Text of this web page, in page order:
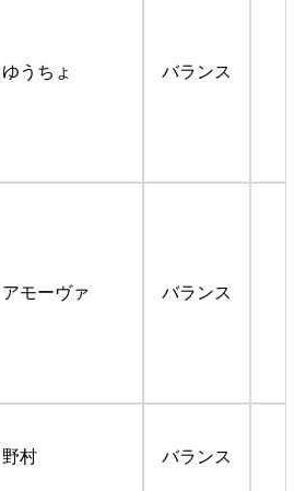
ゆうちょ バランス
アモーヴァ バランス
野村 バランス